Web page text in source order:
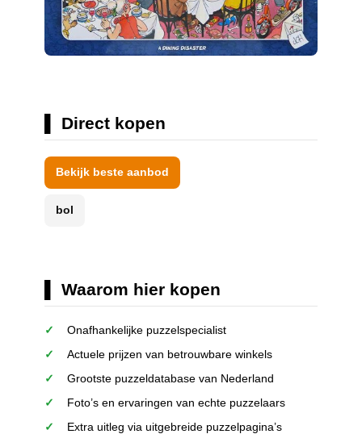
Direct kopen
Bekijk beste aanbod
bol
Waarom hier kopen
Onafhankelijke puzzelspecialist
Actuele prijzen van betrouwbare winkels
Grootste puzzeldatabase van Nederland
Foto’s en ervaringen van echte puzzelaars
Extra uitleg via uitgebreide puzzelpagina’s